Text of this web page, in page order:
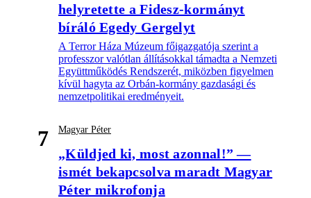
helyretette a Fidesz-kormányt
bíráló Egedy Gergelyt
A Terror Háza Múzeum főigazgatója szerint a
professzor valótlan állításokkal támadta a Nemzeti
Együttműködés Rendszerét, miközben figyelmen
kívül hagyta az Orbán-kormány gazdasági és
nemzetpolitikai eredményeit.
7 Magyar Péter
„Küldjed ki, most azonnal!” —
ismét bekapcsolva maradt Magyar
Péter mikrofonja